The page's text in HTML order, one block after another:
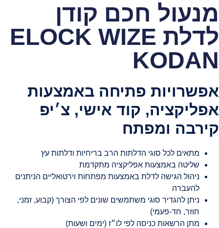
מנעול חכם קודן
לדלת ELOCK WIZE
KODAN
אפשרויות פתיחה באמצעות
אפליקציה, קוד אישי, צ׳יפ
קירבה ומפתח
מתאים לכל סוגי הדלתות הרב בריחיות ודלתות עץ
שליטה באמצעות אפליקציה מתקדמת
ניהול הגישה לדלת באמצעות מפתחות וירטואליים הניתנים
להעברה
ניתן להגדיר סוגי משתמשים שונים לפי הצורך (קבוע, זמני,
חוזר, חד-פעמי)
מתן הרשאות כניסה לפי לו״ז (ימים ושעות)